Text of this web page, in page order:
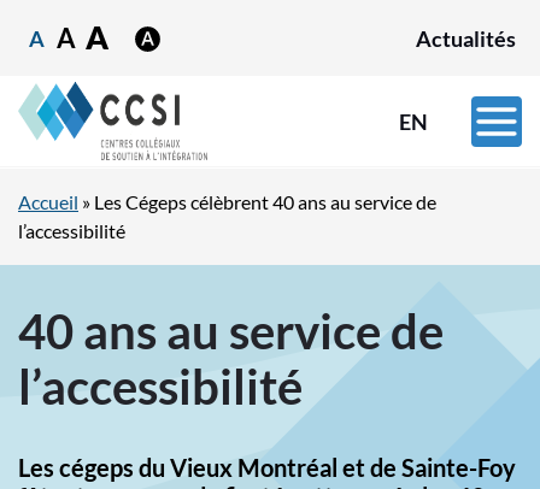
A A A Actualités
EN
Accueil » Les Cégeps célèbrent 40 ans au service de
l’accessibilité
40 ans au service de
l’accessibilité
Les cégeps du Vieux Montréal et de Sainte-Foy